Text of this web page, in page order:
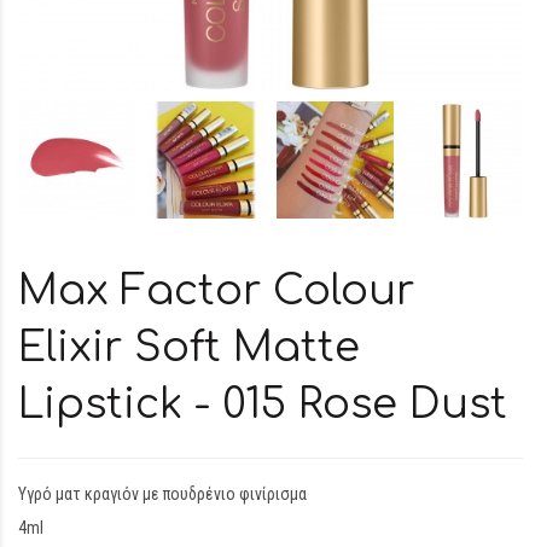
Max Factor Colour
Elixir Soft Matte
Lipstick - 015 Rose Dust
Υγρό ματ κραγιόν με πουδρένιο φινίρισμα
4ml